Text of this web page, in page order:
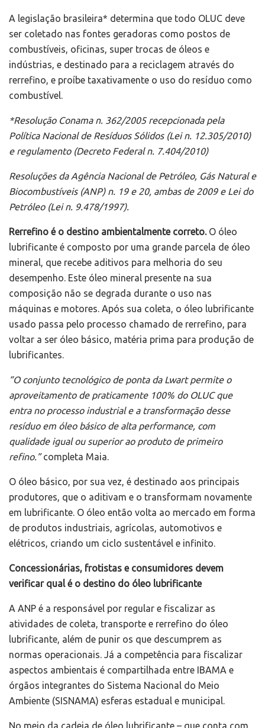
A legislação brasileira* determina que todo OLUC deve
ser coletado nas fontes geradoras como postos de
combustíveis, oficinas, super trocas de óleos e
indústrias, e destinado para a reciclagem através do
rerrefino, e proíbe taxativamente o uso do resíduo como
combustível.
*Resolução Conama n. 362/2005 recepcionada pela
Política Nacional de Resíduos Sólidos (Lei n. 12.305/2010)
e regulamento (Decreto Federal n. 7.404/2010)
Resoluções da Agência Nacional de Petróleo, Gás Natural e
Biocombustíveis (ANP) n. 19 e 20, ambas de 2009 e Lei do
Petróleo (Lei n. 9.478/1997).
Rerrefino é o destino ambientalmente correto. O óleo
lubrificante é composto por uma grande parcela de óleo
mineral, que recebe aditivos para melhoria do seu
desempenho. Este óleo mineral presente na sua
composição não se degrada durante o uso nas
máquinas e motores. Após sua coleta, o óleo lubrificante
usado passa pelo processo chamado de rerrefino, para
voltar a ser óleo básico, matéria prima para produção de
lubrificantes.
“O conjunto tecnológico de ponta da Lwart permite o
aproveitamento de praticamente 100% do OLUC que
entra no processo industrial e a transformação desse
resíduo em óleo básico de alta performance, com
qualidade igual ou superior ao produto de primeiro
refino.”completa Maia.
O óleo básico, por sua vez, é destinado aos principais
produtores, que o aditivam e o transformam novamente
em lubrificante. O óleo então volta ao mercado em forma
de produtos industriais, agrícolas, automotivos e
elétricos, criando um ciclo sustentável e infinito.
Concessionárias, frotistas e consumidores devem
verificar qual é o destino do óleo lubrificante
A ANP é a responsável por regular e fiscalizar as
atividades de coleta, transporte e rerrefino do óleo
lubrificante, além de punir os que descumprem as
normas operacionais. Já a competência para fiscalizar
aspectos ambientais é compartilhada entre IBAMA e
órgãos integrantes do Sistema Nacional do Meio
Ambiente (SISNAMA) esferas estadual e municipal.